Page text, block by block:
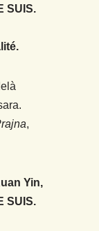
SUIS.
,
Yin,
SUIS.